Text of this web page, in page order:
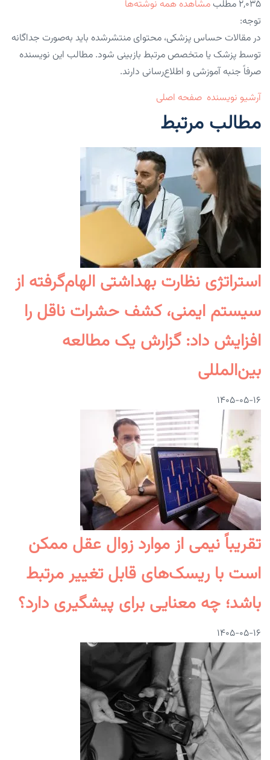
۲,۰۳۵ مطلب
مشاهده همه نوشته‌ها
توجه:
در مقالات حساس پزشکی، محتوای منتشرشده باید به‌صورت جداگانه
توسط پزشک یا متخصص مرتبط بازبینی شود. مطالب این نویسنده
صرفاً جنبه آموزشی و اطلاع‌رسانی دارند.
آرشیو نویسنده صفحه اصلی
مطالب مرتبط
استراتژی نظارت بهداشتی الهام‌گرفته از
سیستم ایمنی، کشف حشرات ناقل را
افزایش داد: گزارش یک مطالعه
بین‌المللی
۱۴۰۵-۰۵-۱۶
تقریباً نیمی از موارد زوال عقل ممکن
است با ریسک‌های قابل تغییر مرتبط
باشد؛ چه معنایی برای پیشگیری دارد؟
۱۴۰۵-۰۵-۱۶